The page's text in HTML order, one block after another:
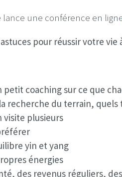
lance une conférence en
astuces pour réussir votre
coaching sur ce que
recherche du terrain,
visite plusieurs
yin et yang
énergies
des revenus réguliers,